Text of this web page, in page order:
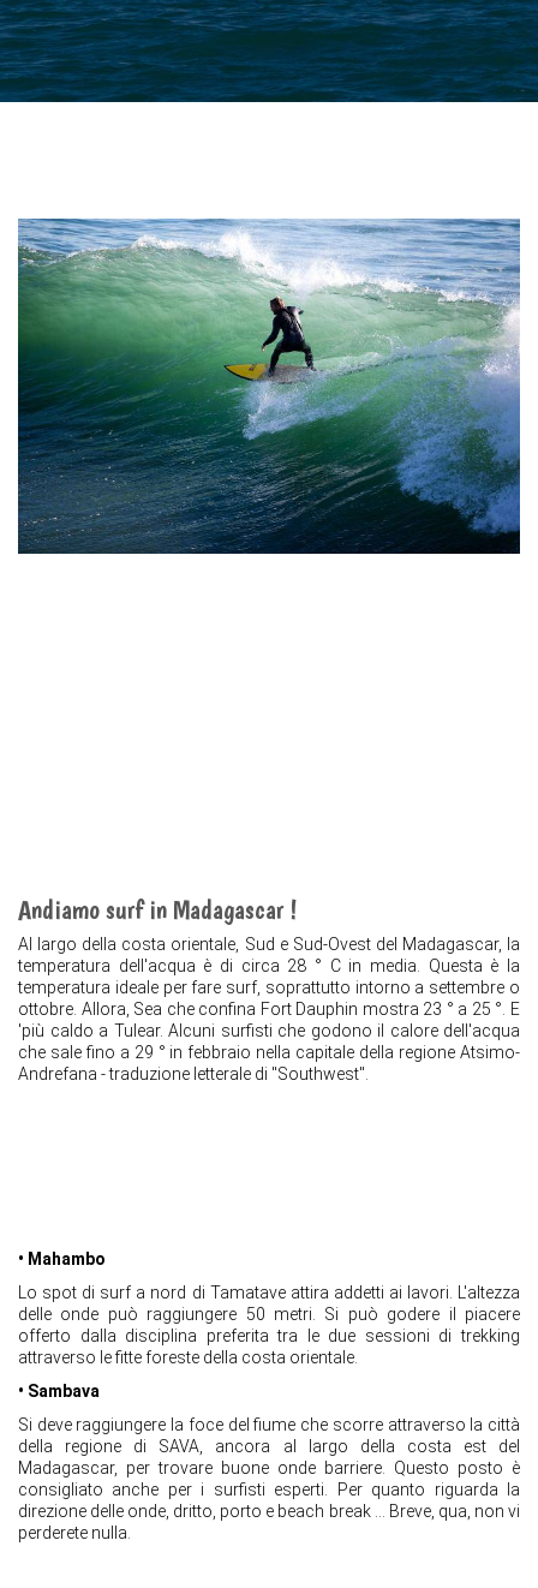
Andiamo surf in Madagascar !
Al largo della costa orientale, Sud e Sud-Ovest del Madagascar, la
temperatura dell'acqua è di circa 28 ° C in media. Questa è la
temperatura ideale per fare surf, soprattutto intorno a settembre o
ottobre. Allora, Sea che confina Fort Dauphin mostra 23 ° a 25 °. E
'più caldo a Tulear. Alcuni surfisti che godono il calore dell'acqua
che sale fino a 29 ° in febbraio nella capitale della regione Atsimo-
Andrefana - traduzione letterale di "Southwest".
• Mahambo
Lo spot di surf a nord di Tamatave attira addetti ai lavori. L'altezza
delle onde può raggiungere 50 metri. Si può godere il piacere
offerto dalla disciplina preferita tra le due sessioni di trekking
attraverso le fitte foreste della costa orientale.
• Sambava
Si deve raggiungere la foce del fiume che scorre attraverso la città
della regione di SAVA, ancora al largo della costa est del
Madagascar, per trovare buone onde barriere. Questo posto è
consigliato anche per i surfisti esperti. Per quanto riguarda la
direzione delle onde, dritto, porto e beach break ... Breve, qua, non vi
perderete nulla.